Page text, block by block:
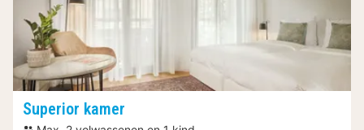
Superior kamer